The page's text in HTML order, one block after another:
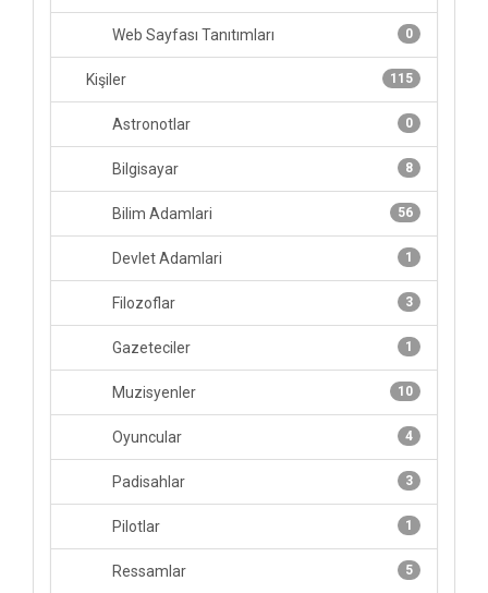
0
Web Sayfası Tanıtımları
115
Kişiler
0
Astronotlar
8
Bilgisayar
56
Bilim Adamlari
1
Devlet Adamlari
3
Filozoflar
1
Gazeteciler
10
Muzisyenler
4
Oyuncular
3
Padisahlar
1
Pilotlar
5
Ressamlar